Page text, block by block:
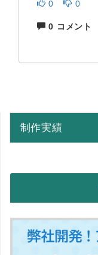
0 0
0 コメント
制作実績